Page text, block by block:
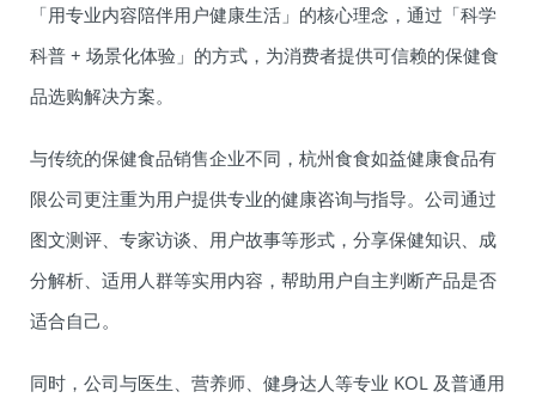
「用专业内容陪伴用户健康生活」的核心理念，通过「科学
科普 + 场景化体验」的方式，为消费者提供可信赖的保健食
品选购解决方案。
与传统的保健食品销售企业不同，杭州食食如益健康食品有
限公司更注重为用户提供专业的健康咨询与指导。公司通过
图文测评、专家访谈、用户故事等形式，分享保健知识、成
分解析、适用人群等实用内容，帮助用户自主判断产品是否
适合自己。
同时，公司与医生、营养师、健身达人等专业 KOL 及普通用